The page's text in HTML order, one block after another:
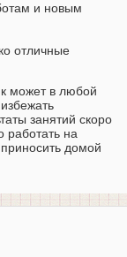
и новым
отличные
может в любой
занятий скоро
работать на
домой